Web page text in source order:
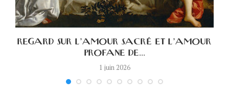
REGARD SUR L’AMOUR SACRÉ ET L’AMOUR
PROFANE DE...
1 juin 2026